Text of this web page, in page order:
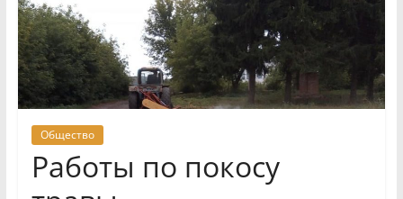
Общество
Работы по покосу